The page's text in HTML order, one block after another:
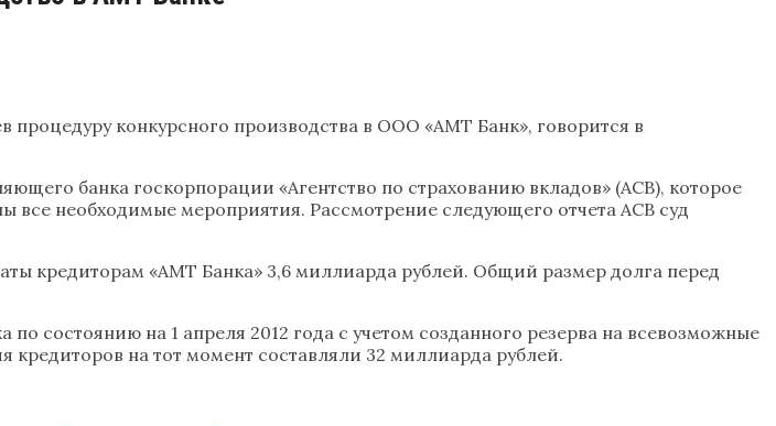
конкурсного производства в ООО «АМТ Банк», говорится в
банка госкорпорации «Агентство по страхованию вкладов» (АСВ), которое
все необходимые мероприятия. Рассмотрение следующего отчета АСВ суд
кредиторам «АМТ Банка» 3,6 миллиарда рублей. Общий размер долга перед
состоянию на 1 апреля 2012 года с учетом созданного резерва на всевозможные
кредиторов на тот момент составляли 32 миллиарда рублей.